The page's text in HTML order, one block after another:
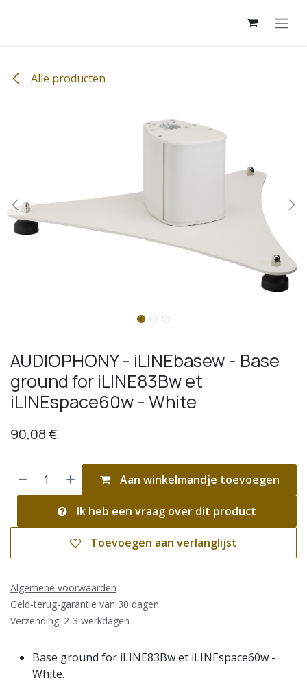
Alle producten
AUDIOPHONY - iLINEbasew - Base
ground for iLINE83Bw et
iLINEspace60w - White
90,08€
Aan winkelmandje toevoegen
Ik heb een vraag over dit product
Toevoegen aan verlanglijst
Algemene voorwaarden
Geld-terug-garantie van 30 dagen
Verzending: 2-3 werkdagen
Base ground for iLINE83Bw et iLINEspace60w -
White.